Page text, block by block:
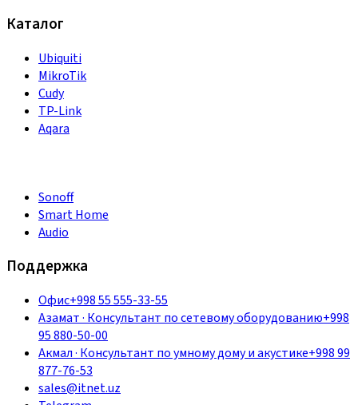
Каталог
Ubiquiti
MikroTik
Cudy
TP-Link
Aqara
Sonoff
Smart Home
Audio
Поддержка
Офис+998 55 555-33-55
Азамат· Консультант по сетевому оборудованию+998
95 880-50-00
Акмал· Консультант по умному дому и акустике+998 99
877-76-53
sales@itnet.uz